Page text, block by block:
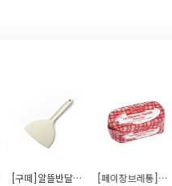
[구떼]알뜰반달주걱(실리콘\/내열성\/깔끔이)
[페이장브레통]물레 가염버터(고메버터\/500g)
TOP50특가/혜택